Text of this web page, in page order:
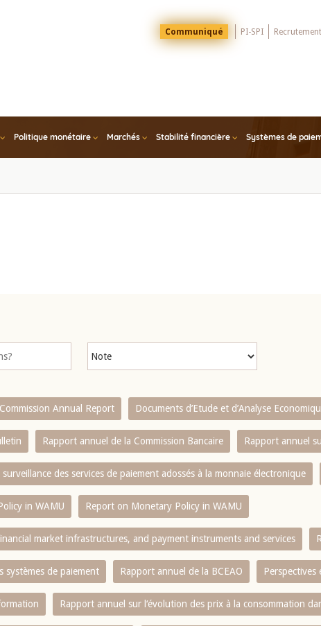
Menu
Top
Communiqué PI-SPI
Politique monétaire Marchés Stabilité financière Systèmes de
Annual Report Documents d’Etude et d’Analyse
Rapport annuel de la Commission Bancaire Rapport annuel
des services de paiement adossés à la monnaie électronique
in WAMU Report on Monetary Policy in WAMU
market infrastructures, and payment instruments and services
systèmes de paiement Rapport annuel de la BCEAO Perspectives
Rapport annuel sur l‘évolution des prix à la consommation